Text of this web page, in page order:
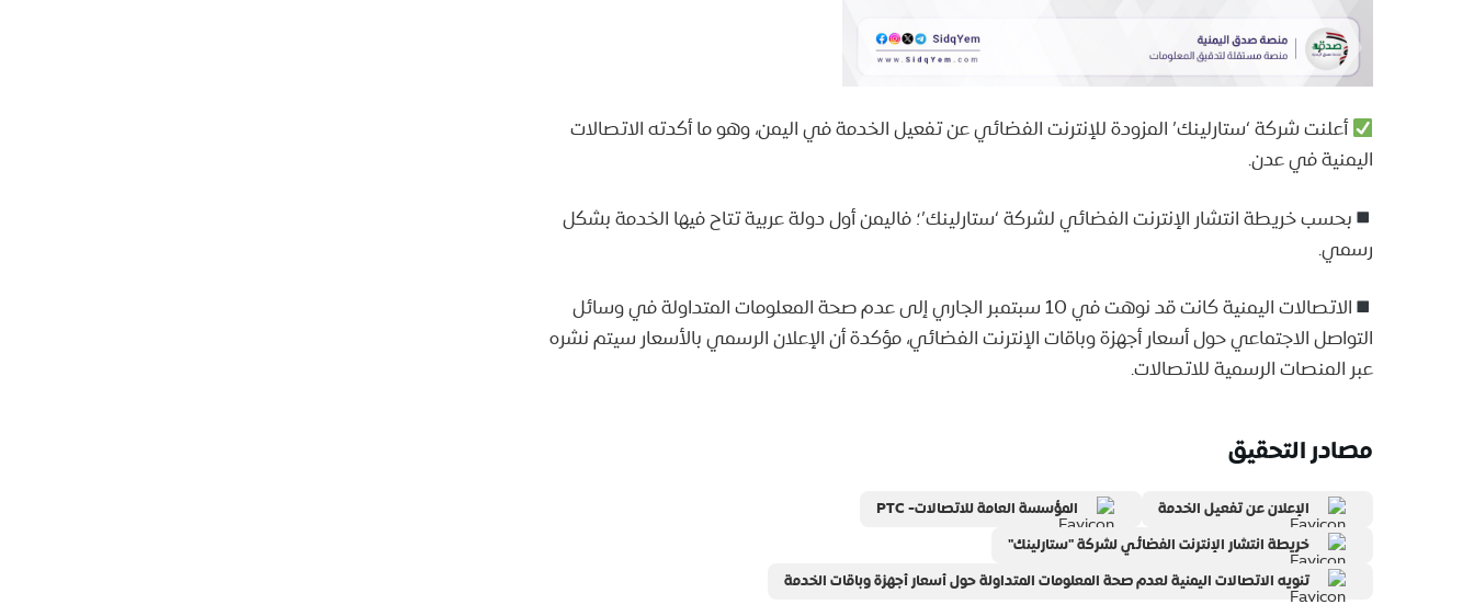
أعلنت شركة ‘ستارلينك’ المزودة للإنترنت الفضائي عن تفعيل الخدمة في اليمن، وهو ما أكدته الاتصالات
اليمنية في عدن.
بحسب خريطة انتشار الإنترنت الفضائي لشركة ‘ستارلينك’؛ فاليمن أول دولة عربية تتاح فيها الخدمة بشكل
رسمي.
الاتصالات اليمنية كانت قد نوهت في 10 سبتمبر الجاري إلى عدم صحة المعلومات المتداولة في وسائل
التواصل الاجتماعي حول أسعار أجهزة وباقات الإنترنت الفضائي، مؤكدة أن الإعلان الرسمي بالأسعار سيتم نشره
عبر المنصات الرسمية للاتصالات.
مصادر التحقيق
الإعلان عن تفعيل الخدمة
المؤسسة العامة للاتصالات- PTC
خريطة انتشار الإنترنت الفضائي لشركة "ستارلينك"
تنويه الاتصالات اليمنية لعدم صحة المعلومات المتداولة حول أسعار أجهزة وباقات الخدمة